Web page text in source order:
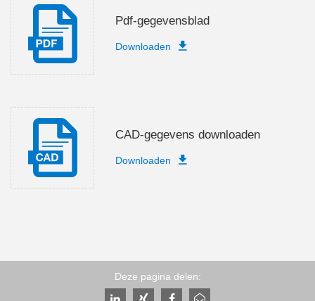
Pdf-gegevensblad
Downloaden
CAD-gegevens downloaden
Downloaden
Deze pagina delen: